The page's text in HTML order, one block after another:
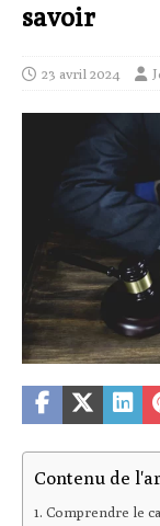
savoir
23 avril 2024
Contenu de
Comprendre le